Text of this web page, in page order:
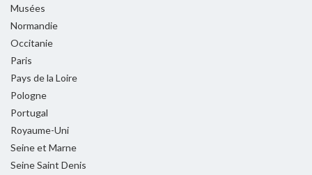
Musées
Normandie
Occitanie
Paris
Pays de la Loire
Pologne
Portugal
Royaume-Uni
Seine et Marne
Seine Saint Denis